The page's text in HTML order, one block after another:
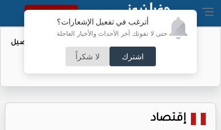
أترغب في تفعيل الإشعارات؟
حتى لا تفوتك آخر الأحداث والأخبار العاجلة
اشترك لا شكراً
النسخة الكاملة
عطاء حكومي لتعزيز مخزون النفط - تفاصيل
إقتصاد